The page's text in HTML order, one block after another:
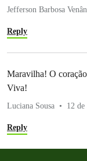
Jefferson Barbosa
Reply
Maravilha! O coração
Viva!
Luciana Sousa 12 de
Reply